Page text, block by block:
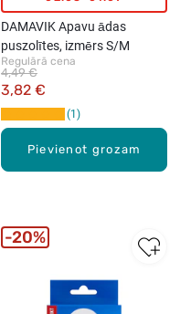
Pievienot grozam
DAMAVIK Apavu ādas
puszolītes, izmērs S/M
Regulārā cena
3,82 €
4,49 €
1
20%